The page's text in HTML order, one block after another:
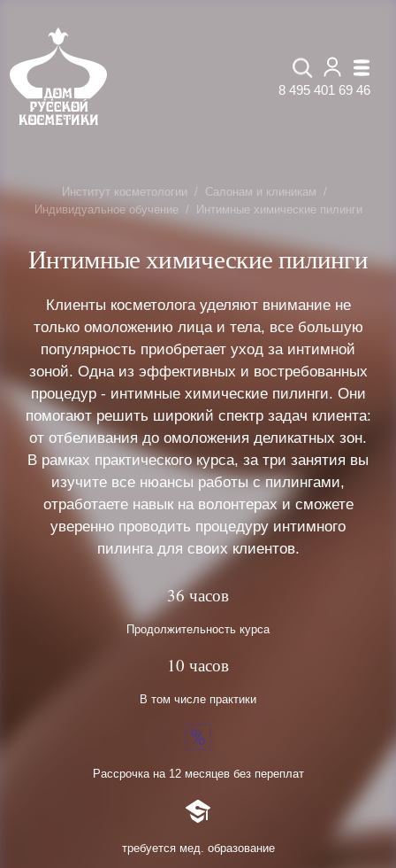
8 495 401 69 46
Институт косметологии
Салонам и клиникам
Индивидуальное обучение
Интимные химические пилинги
Интимные химические пилинги
Клиенты косметолога уделяют внимание не
только омоложению лица и тела, все большую
популярность приобретает уход за интимной
зоной. Одна из эффективных и востребованных
процедур - интимные химические пилинги. Они
помогают решить широкий спектр задач клиента:
от отбеливания до омоложения деликатных зон.
В рамках практического курса, за три занятия вы
изучите все нюансы работы с пилингами,
отработаете навык на волонтерах и сможете
уверенно проводить процедуру интимного
пилинга для своих клиентов.
36 часов
Продолжительность курса
10 часов
В том числе практики
Рассрочка на 12 месяцев без переплат
требуется мед. образование